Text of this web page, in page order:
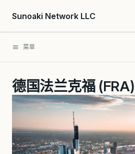
Skip to content
Sunoaki Network LLC
菜单
德国法兰克福 (FRA)